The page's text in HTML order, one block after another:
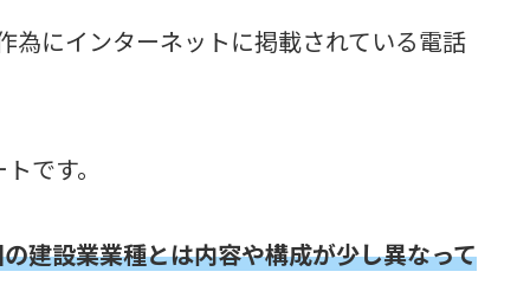
為にインターネットに掲載されている電話
です。
建設業業種とは内容や構成が少し異なって